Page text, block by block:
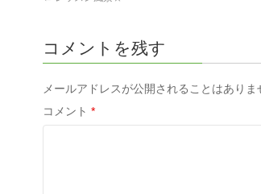
コメントを残す
メールアドレスが公開されることはありま
コメント *